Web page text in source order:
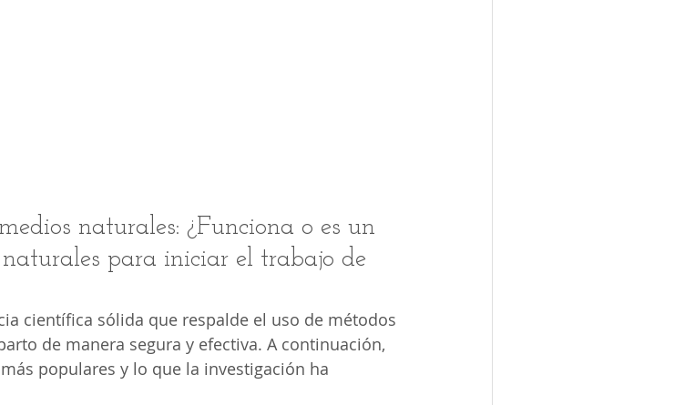
naturales: ¿Funciona o es un
para iniciar el trabajo de
científica sólida que respalde el uso de métodos
de manera segura y efectiva. A continuación,
populares y lo que la investigación ha